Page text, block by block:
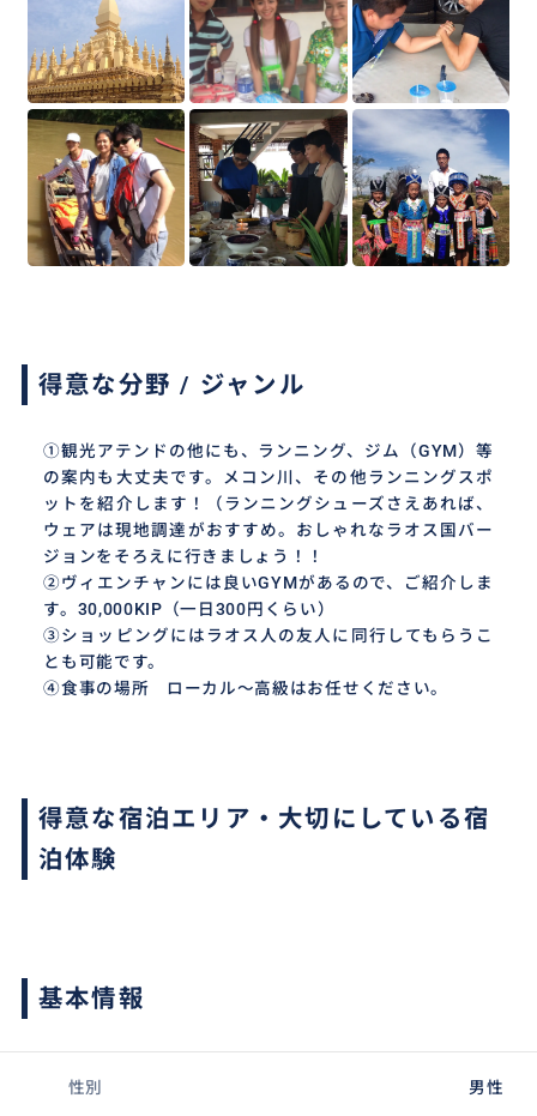
得意な分野 / ジャンル
①観光アテンドの他にも、ランニング、ジム（GYM）等
の案内も大丈夫です。メコン川、その他ランニングスポ
ットを紹介します！（ランニングシューズさえあれば、
ウェアは現地調達がおすすめ。おしゃれなラオス国バー
ジョンをそろえに行きましょう！！
②ヴィエンチャンには良いGYMがあるので、ご紹介しま
す。30,000KIP（一日300円くらい）
③ショッピングにはラオス人の友人に同行してもらうこ
とも可能です。
④食事の場所 ローカル～高級はお任せください。
得意な宿泊エリア・大切にしている宿
泊体験
基本情報
性別 男性